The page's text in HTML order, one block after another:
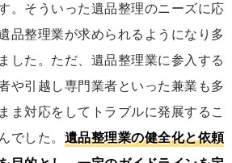
。そういった遺品整理のニーズに応
品整理業が求められるようになり多
した。ただ、遺品整理業に参入する
や引越し専門業者といった兼業も多
ま対応をしてトラブルに発展するこ
でした。 遺品整理業の健全化と依頼